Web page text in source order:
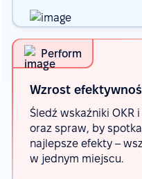
Perform
Wzrost
Śledź wskaźniki OKR
oraz spraw, by
najlepsze efekty –
w jednym miejscu.